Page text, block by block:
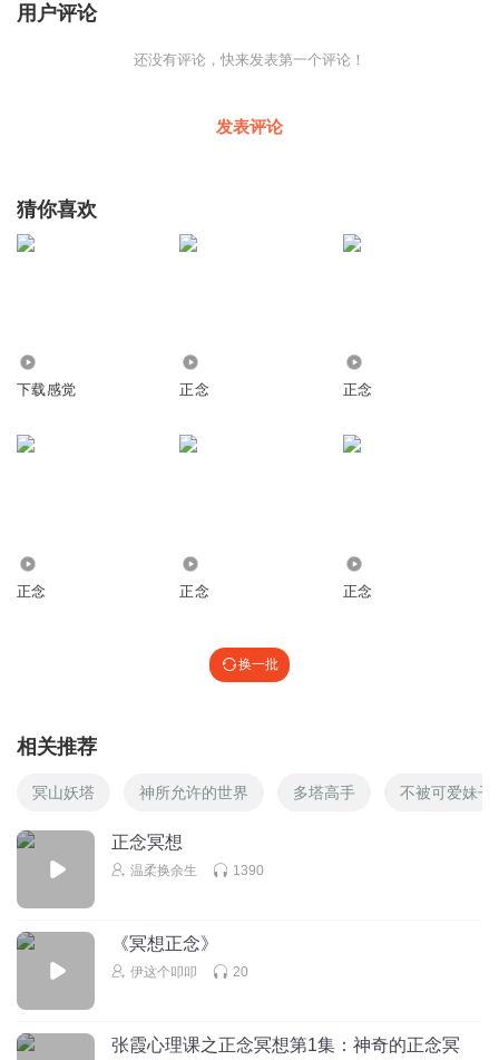
用户评论
还没有评论，快来发表第一个评论！
发表评论
猜你喜欢
下载感觉 正念 正念
正念 正念 正念
换一批
相关推荐
冥山妖塔 神所允许的世界 多塔高手 不被可爱妹子
正念冥想
温柔换余生 1390
《冥想正念》
伊这个叩叩 20
张霞心理课之正念冥想第1集：神奇的正念冥